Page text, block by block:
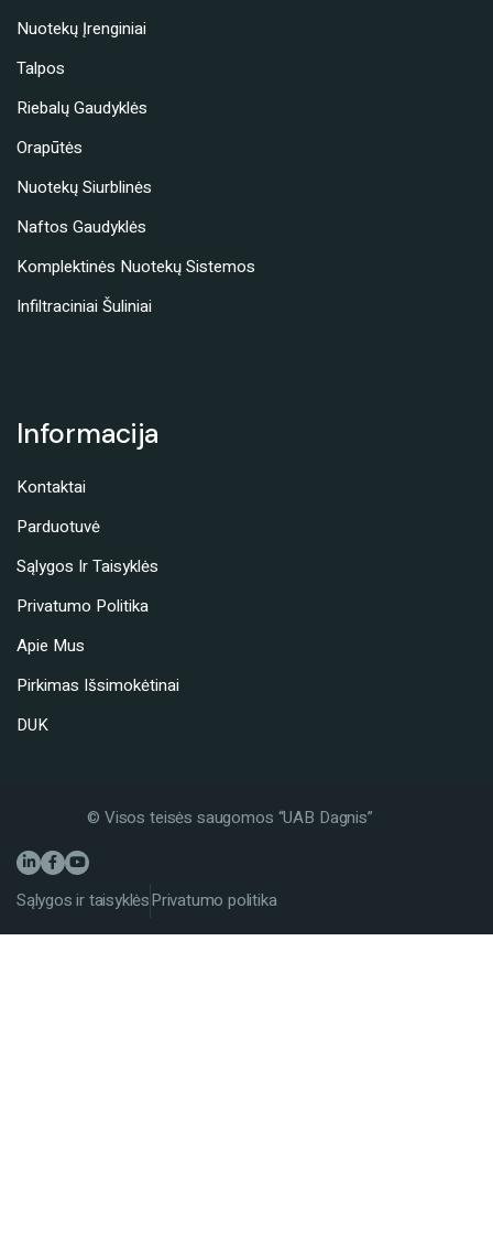
Nuotekų Įrenginiai
Talpos
Riebalų Gaudyklės
Orapūtės
Nuotekų Siurblinės
Naftos Gaudyklės
Komplektinės Nuotekų Sistemos
Infiltraciniai Šuliniai
Informacija
Kontaktai
Parduotuvė
Sąlygos Ir Taisyklės
Privatumo Politika
Apie Mus
Pirkimas Išsimokėtinai
DUK
© Visos teisės saugomos “UAB Dagnis”
Sąlygos ir taisyklėsPrivatumo politika